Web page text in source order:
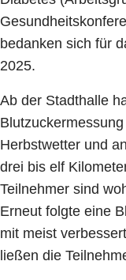
bedanken sich für
2025.
Ab der Stadthalle
Herbstwetter und
drei bis elf
Teilnehmer sind
Erneut folgte eine
mit meist
ließen die